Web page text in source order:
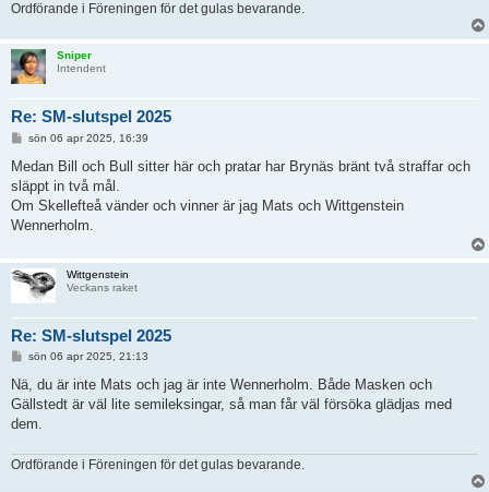
Ordförande i Föreningen för det gulas bevarande.
Sniper
Intendent
Re: SM-slutspel 2025
l
g
g
sön 06 apr 2025, 16:39
Medan Bill och Bull sitter här och pratar har Brynäs bränt två straffar och
släppt in två mål.
Om Skellefteå vänder och vinner är jag Mats och Wittgenstein
Wennerholm.
Wittgenstein
Veckans raket
Re: SM-slutspel 2025
l
ä
g
g
sön 06 apr 2025, 21:13
Nä, du är inte Mats och jag är inte Wennerholm. Både Masken och
Gällstedt är väl lite semileksingar, så man får väl försöka glädjas med
dem.
Ordförande i Föreningen för det gulas bevarande.